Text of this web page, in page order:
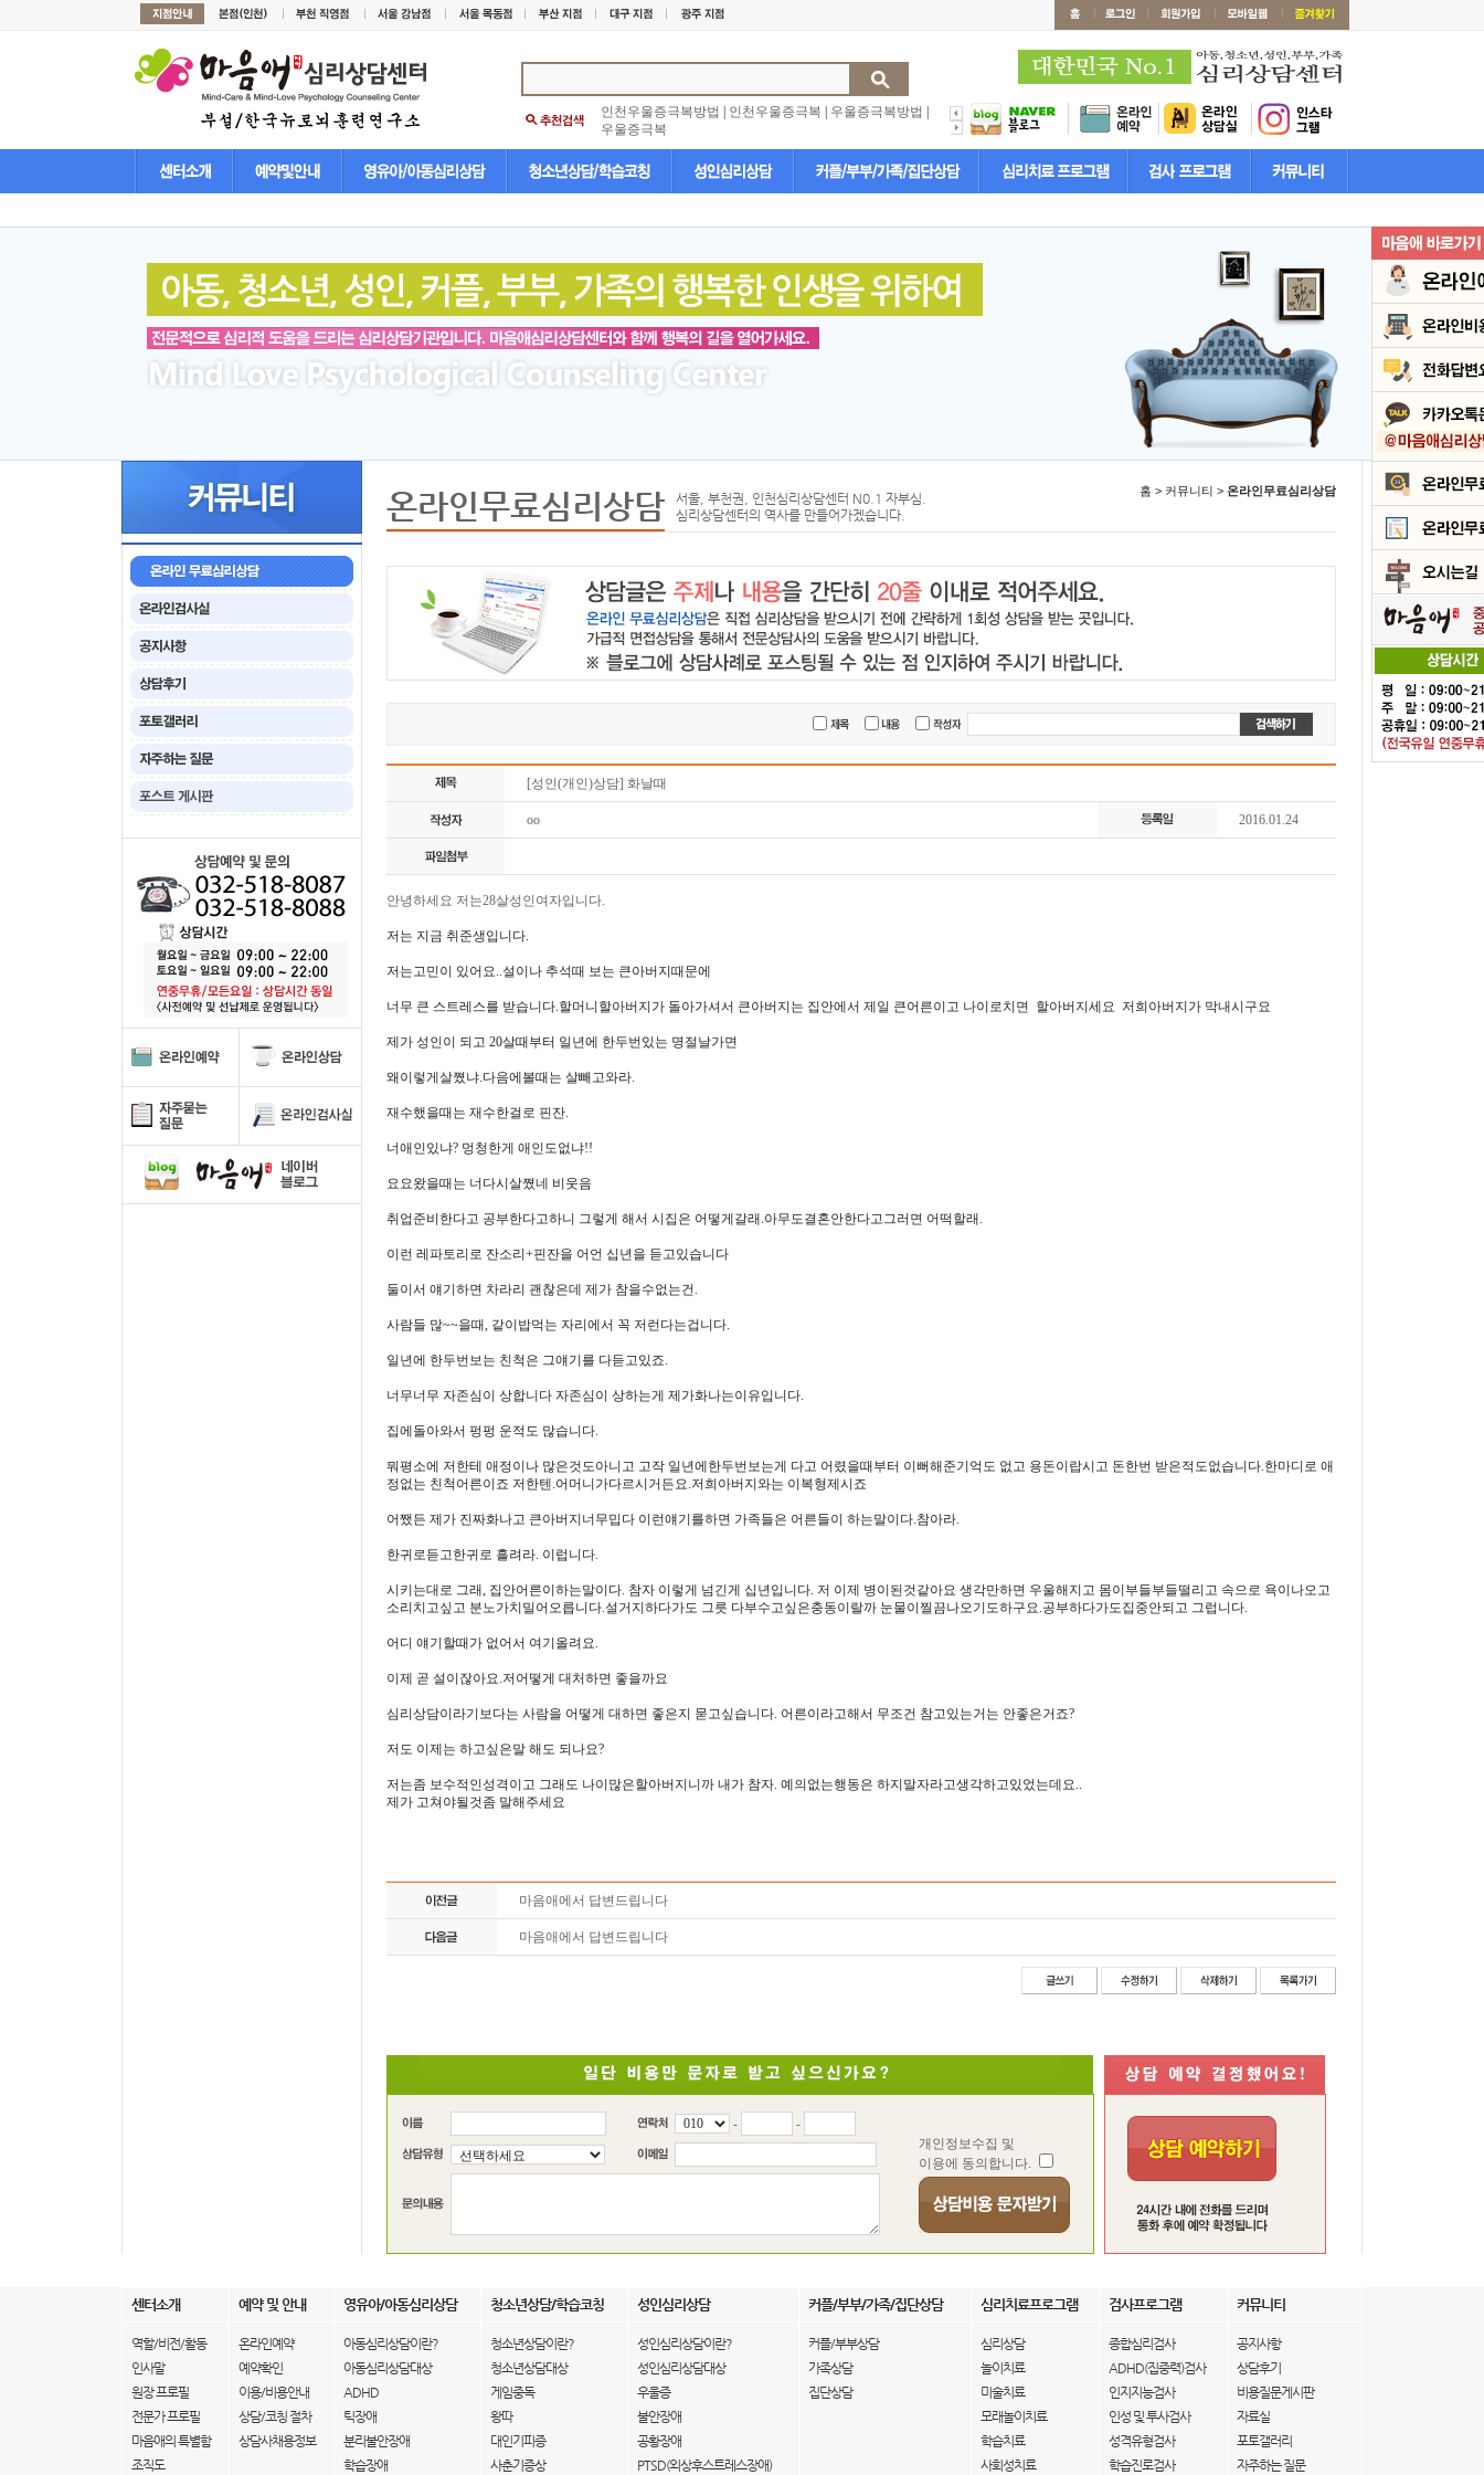
인천우울증극복방법 인천우울증극복 우울증극복방법
우울증극복
온라인무료심리상담
서울, 부천권, 인천심리상담센터 N0.1 자부심.
심리상담센터의 역사를 만들어가겠습니다.
홈 > 커뮤니티 > 온라인무료심리상담
[성인(개인)상담] 화날때
oo 2016.01.24
안녕하세요 저는28살성인여자입니다.
저는 지금 취준생입니다.
저는고민이 있어요..설이나 추석때 보는 큰아버지때문에
너무 큰 스트레스를 받습니다.할머니할아버지가 돌아가셔서 큰아버지는 집안에서 제일 큰어른이고 나이로치면 할아버지세요 저희아버지가 막내시구요
제가 성인이 되고 20살때부터 일년에 한두번있는 명절날가면
왜이렇게살쪘냐.다음에볼때는 살빼고와라.
재수했을때는 재수한걸로 핀잔.
너애인있냐? 멍청한게 애인도없냐!!
요요왔을때는 너다시살쪘네 비웃음
취업준비한다고 공부한다고하니 그렇게 해서 시집은 어떻게갈래.아무도결혼안한다고그러면 어떡할래.
이런 레파토리로 잔소리+핀잔을 어언 십년을 듣고있습니다
둘이서 얘기하면 차라리 괜찮은데 제가 참을수없는건.
사람들 많~~을때, 같이밥먹는 자리에서 꼭 저런다는겁니다.
일년에 한두번보는 친척은 그얘기를 다듣고있죠.
너무너무 자존심이 상합니다 자존심이 상하는게 제가화나는이유입니다.
집에돌아와서 펑펑 운적도 많습니다.
뭐평소에 저한테 애정이나 많은것도아니고 고작 일년에한두번보는게 다고 어렸을때부터 이뻐해준기억도 없고 용돈이랍시고 돈한번 받은적도없습니다.한마디로 애
정없는 친척어른이죠 저한텐.어머니가다르시거든요.저희아버지와는 이복형제시죠
어쨌든 제가 진짜화나고 큰아버지너무밉다 이런얘기를하면 가족들은 어른들이 하는말이다.참아라.
한귀로듣고한귀로 흘려라. 이럽니다.
시키는대로 그래, 집안어른이하는말이다. 참자 이렇게 넘긴게 십년입니다. 저 이제 병이된것같아요 생각만하면 우울해지고 몸이부들부들떨리고 속으로 욕이나오고
소리치고싶고 분노가치밀어오릅니다.설거지하다가도 그릇 다부수고싶은충동이랄까 눈물이찔끔나오기도하구요.공부하다가도집중안되고 그럽니다.
어디 얘기할때가 없어서 여기올려요.
이제 곧 설이잖아요.저어떻게 대처하면 좋을까요
심리상담이라기보다는 사람을 어떻게 대하면 좋은지 묻고싶습니다. 어른이라고해서 무조건 참고있는거는 안좋은거죠?
저도 이제는 하고싶은말 해도 되나요?
저는좀 보수적인성격이고 그래도 나이많은할아버지니까 내가 참자. 예의없는행동은 하지말자라고생각하고있었는데요..
제가 고쳐야될것좀 말해주세요
마음애에서 답변드립니다
마음애에서 답변드립니다
-
-
개인정보수집 및
이용에 동의합니다.
센터소개 예약 및 안내 영유아/아동심리상담 청소년상담/학습코칭 성인심리상담 커플/부부/가족/집단상담 심리치료프로그램 검사프로그램 커뮤니티
역할/비전/활동
인사말
원장 프로필
전문가 프로필
마음애의 특별함
조직도
온라인예약
예약확인
이용/비용안내
상담/코칭 절차
상담사채용정보
아동심리상담이란?
아동심리상담대상
ADHD
틱장애
분리불안장애
학습장애
청소년상담이란?
청소년상담대상
게임중독
왕따
대인기피증
사춘기증상
성인심리상담이란?
성인심리상담대상
우울증
불안장애
공황장애
PTSD(외상후스트레스장애)
커플/부부상담
가족상담
집단상담
심리상담
놀이치료
미술치료
모래놀이치료
학습치료
사회성치료
종합심리검사
ADHD(집중력)검사
인지지능검사
인성 및 투사검사
성격유형검사
학습진로검사
공지사항
상담후기
비용질문게시판
자료실
포토갤러리
자주하는 질문